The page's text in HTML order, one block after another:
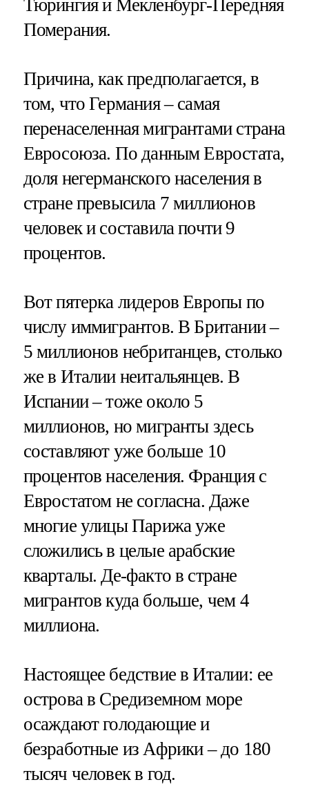
Тюрингия и Мекленбург-Передняя
Померания.
Причина, как предполагается, в
том, что Германия – самая
перенаселенная мигрантами страна
Евросоюза. По данным Евростата,
доля негерманского населения в
стране превысила 7 миллионов
человек и составила почти 9
процентов.
Вот пятерка лидеров Европы по
числу иммигрантов. В Британии –
5 миллионов небританцев, столько
же в Италии неитальянцев. В
Испании – тоже около 5
миллионов, но мигранты здесь
составляют уже больше 10
процентов населения. Франция с
Евростатом не согласна. Даже
многие улицы Парижа уже
сложились в целые арабские
кварталы. Де-факто в стране
мигрантов куда больше, чем 4
миллиона.
Настоящее бедствие в Италии: ее
острова в Средиземном море
осаждают голодающие и
безработные из Африки – до 180
тысяч человек в год.